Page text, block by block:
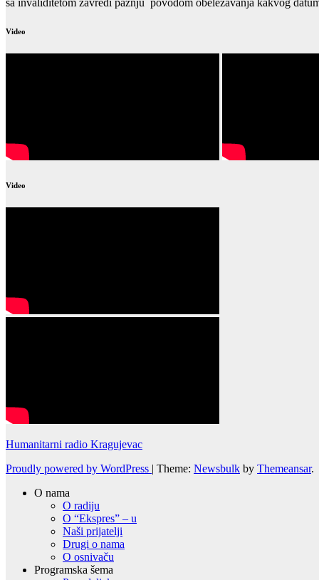
sa invaliditetom zavredi pažnju povodom obeležavanja kakvog
Video
Video
Humanitarni radio Kragujevac
Proudly powered by WordPress | Theme: Newsbulk by Themeansar.
O nama
O radiju
O “Ekspres” – u
Naši prijatelji
Drugi o nama
O osnivaču
Programska šema